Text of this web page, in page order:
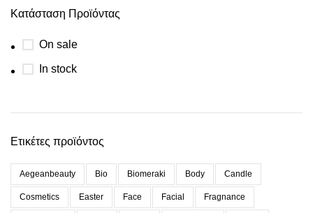
Κατάσταση Προϊόντας
On sale
In stock
Ετικέτες προϊόντος
Aegeanbeauty Bio Biomeraki Body Candle
Cosmetics Easter Face Facial Fragnance